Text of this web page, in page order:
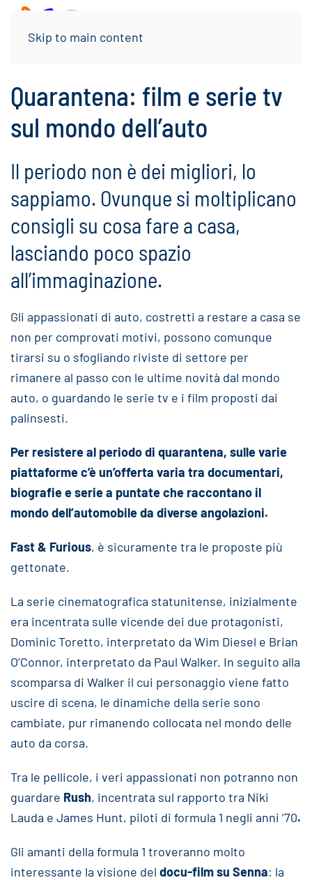
Skip to main content
Quarantena: film e serie tv
sul mondo dell’auto
Il periodo non è dei migliori, lo
sappiamo. Ovunque si moltiplicano
consigli su cosa fare a casa,
lasciando poco spazio
all’immaginazione.
Gli appassionati di auto, costretti a restare a casa se
non per comprovati motivi, possono comunque
tirarsi su o sfogliando riviste di settore per
rimanere al passo con le ultime novità dal mondo
auto, o guardando le serie tv e i film proposti dai
palinsesti.
Per resistere al periodo di quarantena, sulle varie
piattaforme c’è un’offerta varia tra documentari,
biografie e serie a puntate che raccontano il
mondo dell’automobile da diverse angolazioni.
Fast & Furious, è sicuramente tra le proposte più
gettonate.
La serie cinematografica statunitense, inizialmente
era incentrata sulle vicende dei due protagonisti,
Dominic Toretto, interpretato da Wim Diesel e Brian
O’Connor, interpretato da Paul Walker. In seguito alla
scomparsa di Walker il cui personaggio viene fatto
uscire di scena, le dinamiche della serie sono
cambiate, pur rimanendo collocata nel mondo delle
auto da corsa.
Tra le pellicole, i veri appassionati non potranno non
guardare Rush, incentrata sul rapporto tra Niki
Lauda e James Hunt, piloti di formula 1 negli anni ’70.
Gli amanti della formula 1 troveranno molto
interessante la visione del docu-film su Senna: la